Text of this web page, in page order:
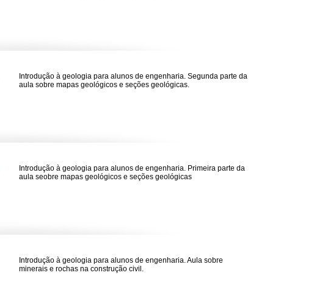
Introdução à geologia para alunos de engenharia. Segunda parte da
aula sobre mapas geológicos e seções geológicas.
Introdução à geologia para alunos de engenharia. Primeira parte da
aula seobre mapas geológicos e seções geológicas
Introdução à geologia para alunos de engenharia. Aula sobre
minerais e rochas na construção civil.